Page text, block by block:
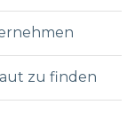
zu finden